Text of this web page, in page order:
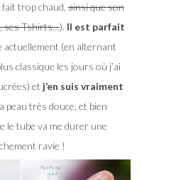
fait trop chaud,ainsi que son
ses Tshirts…). Il est parfait
actuellement (en alternant
classique les jours où j’ai
et j’en suis vraiment
peau très douce, et bien
le tube va me durer une
ravie !